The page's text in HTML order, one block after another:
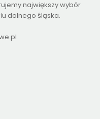
największy wybór
dolnego śląska.